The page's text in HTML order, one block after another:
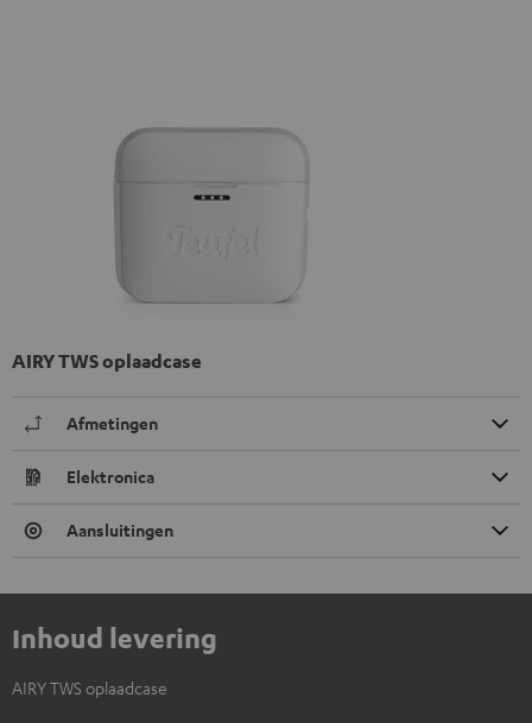
AIRY TWS oplaadcase
Afmetingen
Elektronica
Aansluitingen
Inhoud levering
AIRY TWS oplaadcase